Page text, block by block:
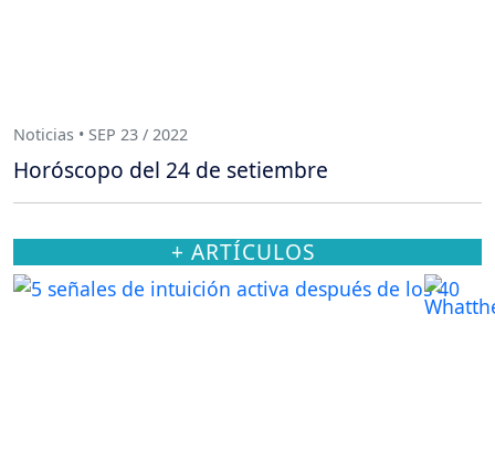
Noticias • SEP 23 / 2022
Horóscopo del 24 de setiembre
+ ARTÍCULOS